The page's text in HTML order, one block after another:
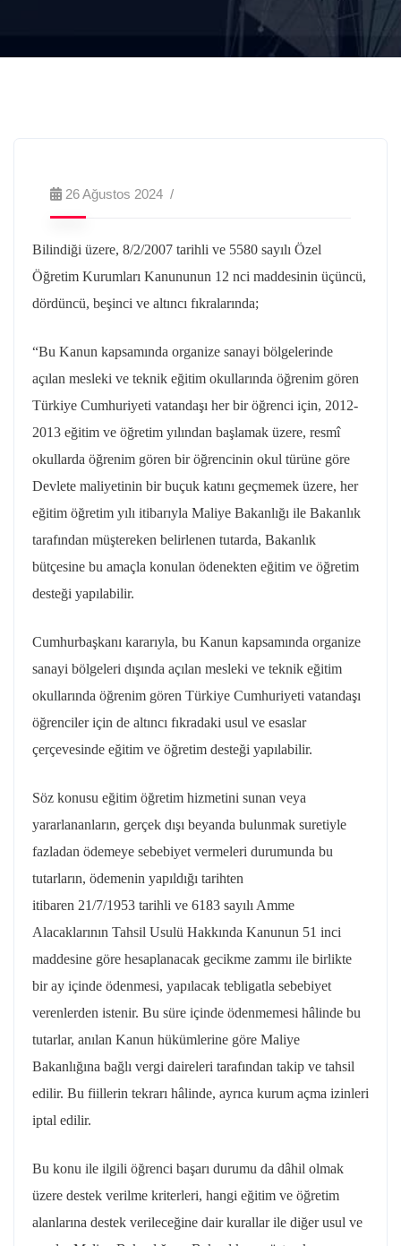
26 Ağustos 2024
Bilindiği üzere, 8/2/2007 tarihli ve 5580 sayılı Özel
Öğretim Kurumları Kanununun 12 nci maddesinin üçüncü,
dördüncü, beşinci ve altıncı fıkralarında;
“Bu Kanun kapsamında organize sanayi bölgelerinde
açılan mesleki ve teknik eğitim okullarında öğrenim gören
Türkiye Cumhuriyeti vatandaşı her bir öğrenci için, 2012-
2013 eğitim ve öğretim yılından başlamak üzere, resmî
okullarda öğrenim gören bir öğrencinin okul türüne göre
Devlete maliyetinin bir buçuk katını geçmemek üzere, her
eğitim öğretim yılı itibarıyla Maliye Bakanlığı ile Bakanlık
tarafından müştereken belirlenen tutarda, Bakanlık
bütçesine bu amaçla konulan ödenekten eğitim ve öğretim
desteği yapılabilir.
Cumhurbaşkanı kararıyla, bu Kanun kapsamında organize
sanayi bölgeleri dışında açılan mesleki ve teknik eğitim
okullarında öğrenim gören Türkiye Cumhuriyeti vatandaşı
öğrenciler için de altıncı fıkradaki usul ve esaslar
çerçevesinde eğitim ve öğretim desteği yapılabilir.
Söz konusu eğitim öğretim hizmetini sunan veya
yararlananların, gerçek dışı beyanda bulunmak suretiyle
fazladan ödemeye sebebiyet vermeleri durumunda bu
tutarların, ödemenin yapıldığı tarihten
itibaren 21/7/1953 tarihli ve 6183 sayılı Amme
Alacaklarının Tahsil Usulü Hakkında Kanunun 51 inci
maddesine göre hesaplanacak gecikme zammı ile birlikte
bir ay içinde ödenmesi, yapılacak tebligatla sebebiyet
verenlerden istenir. Bu süre içinde ödenmemesi hâlinde bu
tutarlar, anılan Kanun hükümlerine göre Maliye
Bakanlığına bağlı vergi daireleri tarafından takip ve tahsil
edilir. Bu fiillerin tekrarı hâlinde, ayrıca kurum açma izinleri
iptal edilir.
Bu konu ile ilgili öğrenci başarı durumu da dâhil olmak
üzere destek verilme kriterleri, hangi eğitim ve öğretim
alanlarına destek verileceğine dair kurallar ile diğer usul ve